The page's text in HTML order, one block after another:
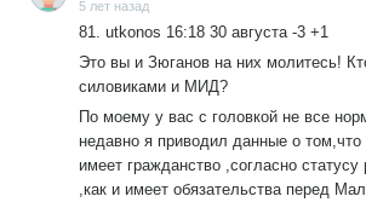
5 лет назад
81. utkonos 16:18 30 августа -3 +1
Это вы и Зюганов на них молитесь!
силовиками и МИД?
По моему у вас с головкой не все
недавно я приводил данные о
имеет гражданство ,согласно статусу
,как и имеет обязательства перед